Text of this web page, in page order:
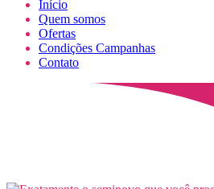
Início
Quem somos
Ofertas
Condições Campanhas
Contato